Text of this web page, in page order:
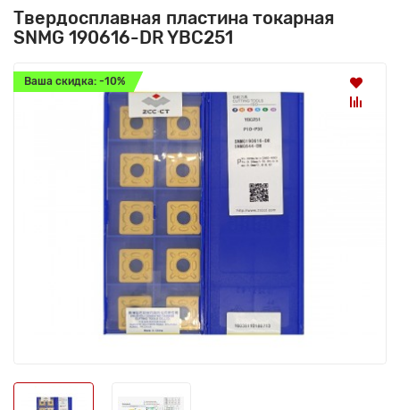
Твердосплавная пластина токарная
SNMG 190616-DR YBC251
Ваша скидка: -10%